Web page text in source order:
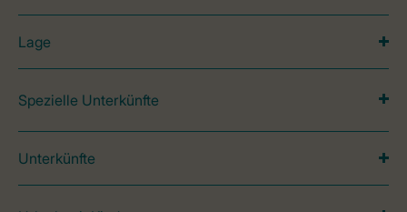
Lage
Spezielle Unterkünfte
Unterkünfte